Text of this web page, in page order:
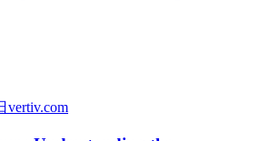
vertiv.com